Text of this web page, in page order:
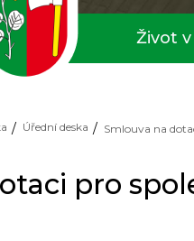
Úřední deska
pro
Život